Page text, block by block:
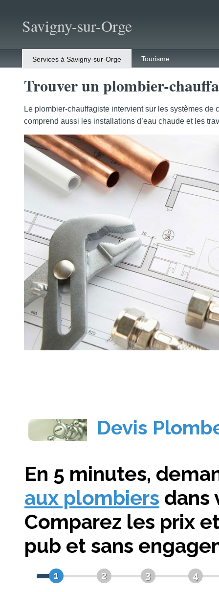
Savigny-sur-Orge
Services à Savigny-sur-Orge Tourisme
Trouver un plombier-
Le plombier-chauffagiste intervient sur les systèmes
comprend aussi les installations d’eau chaude et les